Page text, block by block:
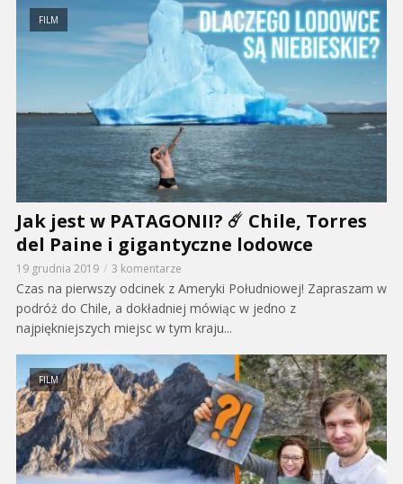
FILM
Jak jest w PATAGONII? ☄️ Chile, Torres
del Paine i gigantyczne lodowce
19 grudnia 2019 3 komentarze
Czas na pierwszy odcinek z Ameryki Południowej! Zapraszam w
podróż do Chile, a dokładniej mówiąc w jedno z
najpiękniejszych miejsc w tym kraju...
FILM